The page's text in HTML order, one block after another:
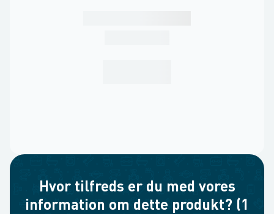
Hvor tilfreds er du med vores
information om dette produkt? (1